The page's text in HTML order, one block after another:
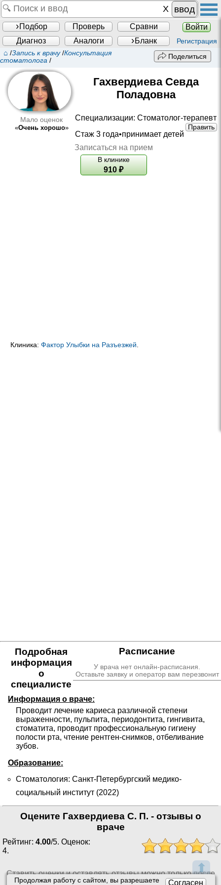
⬆
ввод
Подбор Проверь Сравни
Войти
Диагноз
Аналоги Бланк Регистрация
Согласен
Продолжая работу с сайтом, вы разрешаете
⌂ /Запись к врачу/Консультация
стоматолога /
Поделиться
Мало оценок
«Очень хорошо»
Гахвердиева Севда
Поладовна
Специализации: Стоматолог-терапевт
Править
Стаж 3 года•принимает детей
Записаться на прием
В клинике
910 ₽
Клиника: Фактор Улыбки на Разъезжей.
Расписание
У врача нет онлайн-расписания.
Оставьте заявку и оператор вам перезвонит
Подробная
информация
о
специалисте
Информация о враче:
Проводит лечение кариеса различной степени
выраженности, пульпита, периодонтита, гингивита,
стоматита, проводит профессиональную гигиену
полости рта, чтение рентген-снимков, отбеливание
зубов.
Образование:
Стоматология: Санкт-Петербургский медико-
социальный институт (2022)
Оцените Гахвердиева С. П. - отзывы о
враче
Рейтинг: 4.00/5. Оценок:
4.
Ставить оценки и оставлять отзывы можно только после
приема врача или получения заказа.